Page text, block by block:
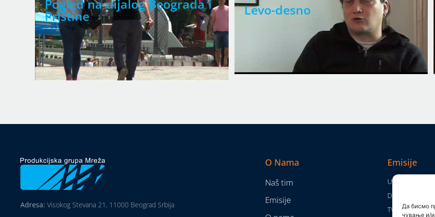
Да бисмо
чување и/
Pogled na dijalog Beograda i
Prištine Levo-desno
Adresa: Visokog Stevana 21, 11000 Beograd Srbija
O Nama
Naš tim
Emisije
Emisije
Utisak nedelje
Da nam nije...
TV Mreža